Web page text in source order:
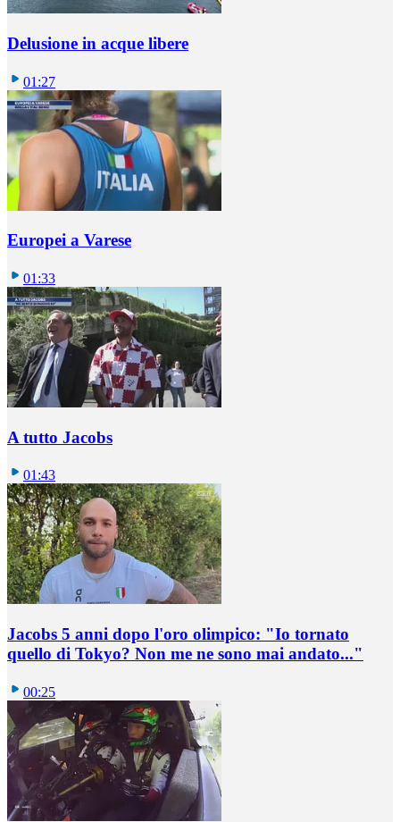
Delusione in acque libere
01:27
Europei a Varese
01:33
A tutto Jacobs
01:43
Jacobs 5 anni dopo l'oro olimpico: "Io tornato
quello di Tokyo? Non me ne sono mai andato..."
00:25